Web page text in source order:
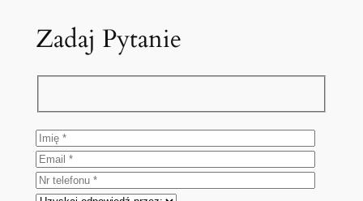
Zadaj Pytanie